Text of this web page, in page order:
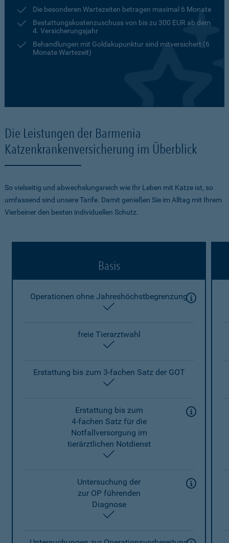
Die besonderen Wartezeiten betragen maximal 6 Monate
Bestattungskostenzuschuss von bis zu 300 EUR ab dem
4. Versicherungsjahr
Behandlungen mit Goldakupunktur sind mitversichert (6
Monate Wartezeit)
Die Leistungen der Barmenia
Katzenkrankenversicherung im Überblick
So vielseitig und abwechslungsreich wie Ihr Leben mit Katze ist, so
umfassend sind unsere Tarife. Damit genießen Sie im Alltag mit Ihrem
Vierbeiner den besten individuellen Schutz.
Basis
Operationen ohne Jahreshöchstbegrenzung
freie Tierarztwahl
Erstattung bis zum 3-fachen Satz der GOT
Erstattung bis zum
4-fachen Satz für die
Notfallversorgung im
tierärztlichen Notdienst
Untersuchung der
zur OP führenden
Diagnose